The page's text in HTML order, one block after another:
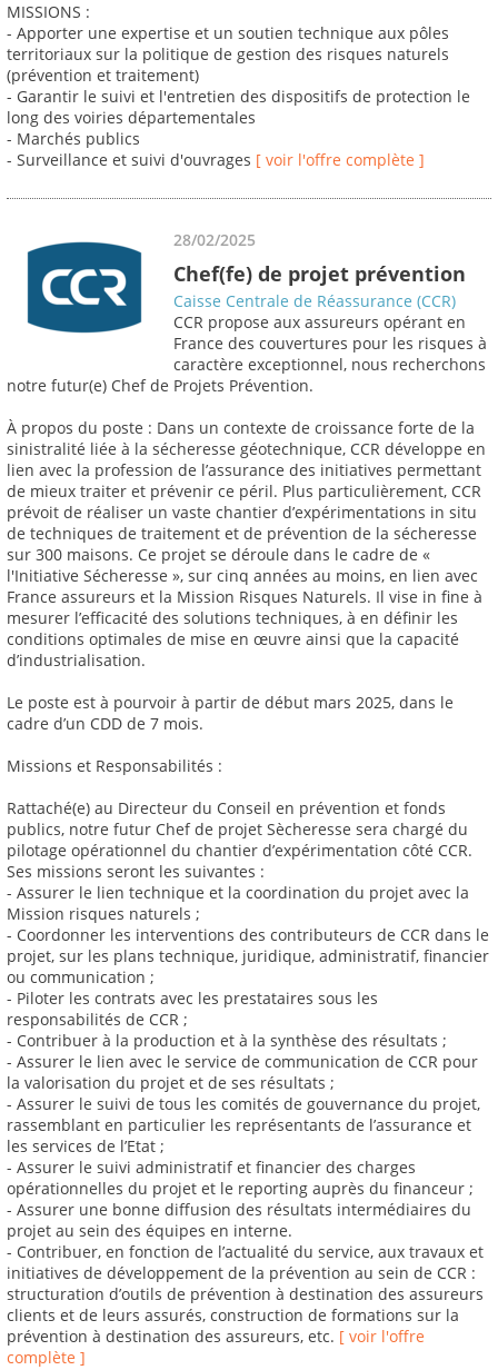
MISSIONS :
- Apporter une expertise et un soutien technique aux pôles
territoriaux sur la politique de gestion des risques naturels
(prévention et traitement)
- Garantir le suivi et l'entretien des dispositifs de protection le
long des voiries départementales
- Marchés publics
- Surveillance et suivi d'ouvrages [ voir l'offre complète ]
28/02/2025
Chef(fe) de projet prévention
Caisse Centrale de Réassurance (CCR)
CCR propose aux assureurs opérant en
France des couvertures pour les risques à
caractère exceptionnel, nous recherchons
notre futur(e) Chef de Projets Prévention.
À propos du poste : Dans un contexte de croissance forte de la
sinistralité liée à la sécheresse géotechnique, CCR développe en
lien avec la profession de l’assurance des initiatives permettant
de mieux traiter et prévenir ce péril. Plus particulièrement, CCR
prévoit de réaliser un vaste chantier d’expérimentations in situ
de techniques de traitement et de prévention de la sécheresse
sur 300 maisons. Ce projet se déroule dans le cadre de «
l'Initiative Sécheresse », sur cinq années au moins, en lien avec
France assureurs et la Mission Risques Naturels. Il vise in fine à
mesurer l’efficacité des solutions techniques, à en définir les
conditions optimales de mise en œuvre ainsi que la capacité
d’industrialisation.
Le poste est à pourvoir à partir de début mars 2025, dans le
cadre d’un CDD de 7 mois.
Missions et Responsabilités :
Rattaché(e) au Directeur du Conseil en prévention et fonds
publics, notre futur Chef de projet Sècheresse sera chargé du
pilotage opérationnel du chantier d’expérimentation côté CCR.
Ses missions seront les suivantes :
- Assurer le lien technique et la coordination du projet avec la
Mission risques naturels ;
- Coordonner les interventions des contributeurs de CCR dans le
projet, sur les plans technique, juridique, administratif, financier
ou communication ;
- Piloter les contrats avec les prestataires sous les
responsabilités de CCR ;
- Contribuer à la production et à la synthèse des résultats ;
- Assurer le lien avec le service de communication de CCR pour
la valorisation du projet et de ses résultats ;
- Assurer le suivi de tous les comités de gouvernance du projet,
rassemblant en particulier les représentants de l’assurance et
les services de l’Etat ;
- Assurer le suivi administratif et financier des charges
opérationnelles du projet et le reporting auprès du financeur ;
- Assurer une bonne diffusion des résultats intermédiaires du
projet au sein des équipes en interne.
- Contribuer, en fonction de l’actualité du service, aux travaux et
initiatives de développement de la prévention au sein de CCR :
structuration d’outils de prévention à destination des assureurs
clients et de leurs assurés, construction de formations sur la
prévention à destination des assureurs, etc. [ voir l'offre
complète ]